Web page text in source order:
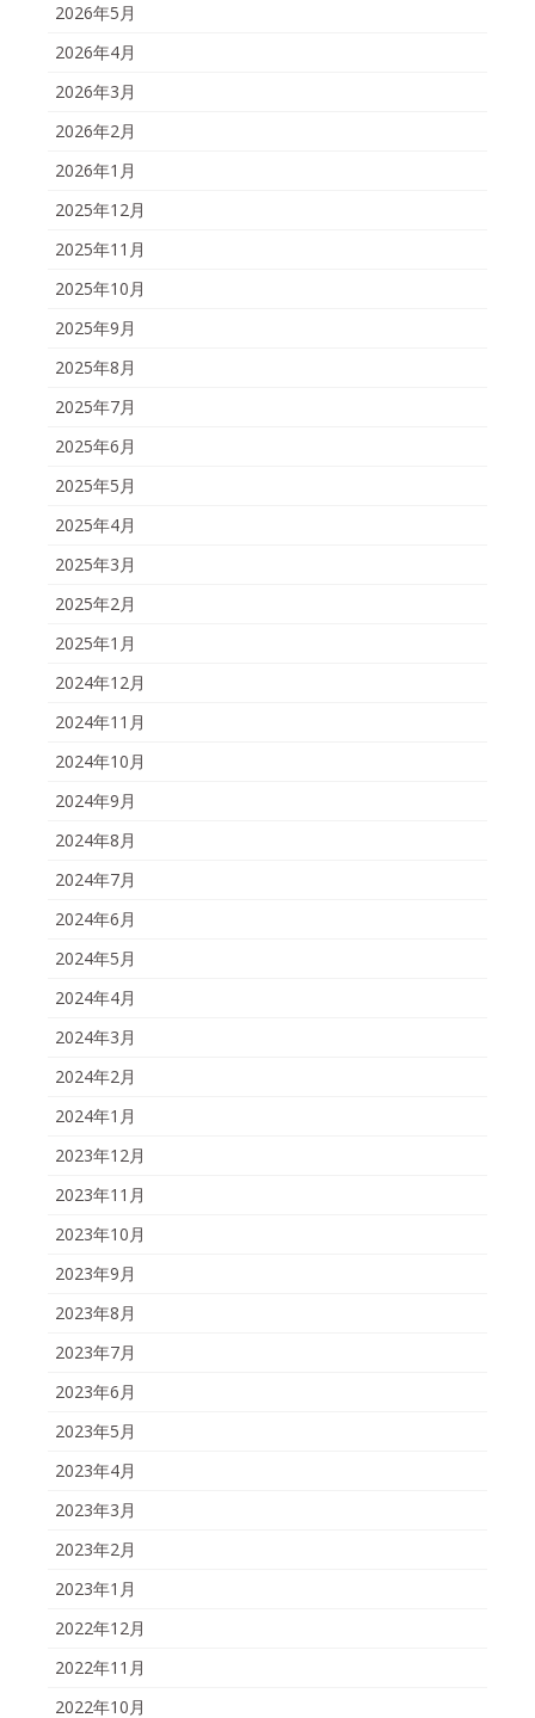
2026年5月
2026年4月
2026年3月
2026年2月
2026年1月
2025年12月
2025年11月
2025年10月
2025年9月
2025年8月
2025年7月
2025年6月
2025年5月
2025年4月
2025年3月
2025年2月
2025年1月
2024年12月
2024年11月
2024年10月
2024年9月
2024年8月
2024年7月
2024年6月
2024年5月
2024年4月
2024年3月
2024年2月
2024年1月
2023年12月
2023年11月
2023年10月
2023年9月
2023年8月
2023年7月
2023年6月
2023年5月
2023年4月
2023年3月
2023年2月
2023年1月
2022年12月
2022年11月
2022年10月